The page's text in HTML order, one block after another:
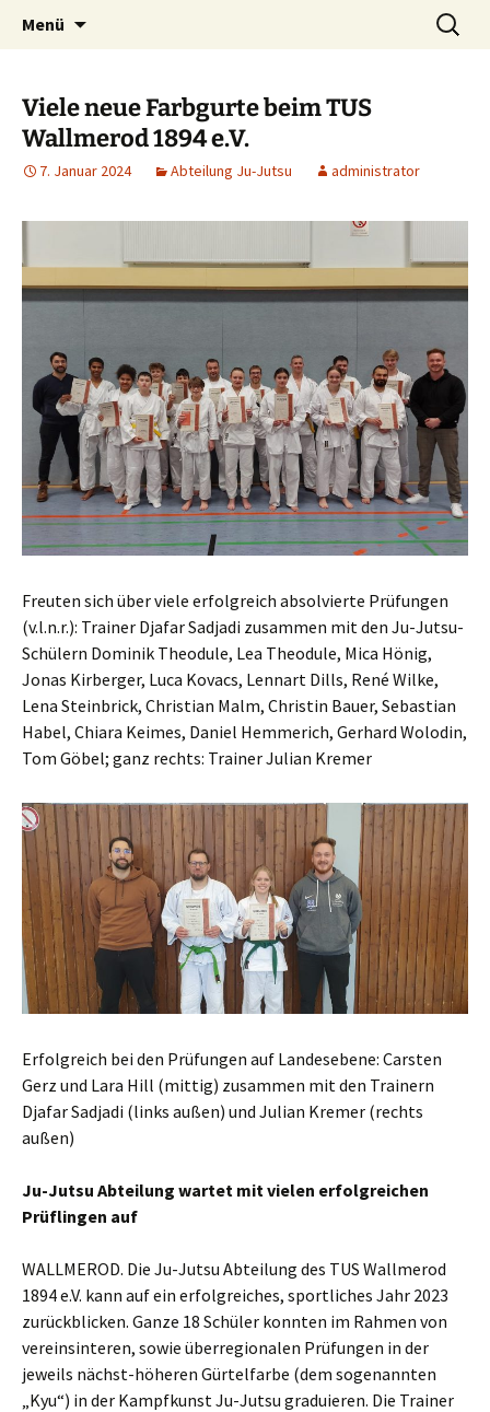
TuS 1894 e.V. Wallmerod
Menü
Suchen
nach:
Viele neue Farbgurte beim TUS
Wallmerod 1894 e.V.
7. Januar 2024 Abteilung Ju-Jutsu administrator
Freuten sich über viele erfolgreich absolvierte Prüfungen
(v.l.n.r.): Trainer Djafar Sadjadi zusammen mit den Ju-Jutsu-
Schülern Dominik Theodule, Lea Theodule, Mica Hönig,
Jonas Kirberger, Luca Kovacs, Lennart Dills, René Wilke,
Lena Steinbrick, Christian Malm, Christin Bauer, Sebastian
Habel, Chiara Keimes, Daniel Hemmerich, Gerhard Wolodin,
Tom Göbel; ganz rechts: Trainer Julian Kremer
Erfolgreich bei den Prüfungen auf Landesebene: Carsten
Gerz und Lara Hill (mittig) zusammen mit den Trainern
Djafar Sadjadi (links außen) und Julian Kremer (rechts
außen)
Ju-Jutsu Abteilung wartet mit vielen erfolgreichen
Prüflingen auf
WALLMEROD. Die Ju-Jutsu Abteilung des TUS Wallmerod
1894 e.V. kann auf ein erfolgreiches, sportliches Jahr 2023
zurückblicken. Ganze 18 Schüler konnten im Rahmen von
vereinsinteren, sowie überregionalen Prüfungen in der
jeweils nächst-höheren Gürtelfarbe (dem sogenannten
„Kyu“) in der Kampfkunst Ju-Jutsu graduieren. Die Trainer